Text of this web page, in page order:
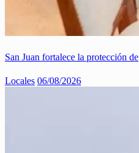
San Juan fortalece la protección de
Locales 06/08/2026